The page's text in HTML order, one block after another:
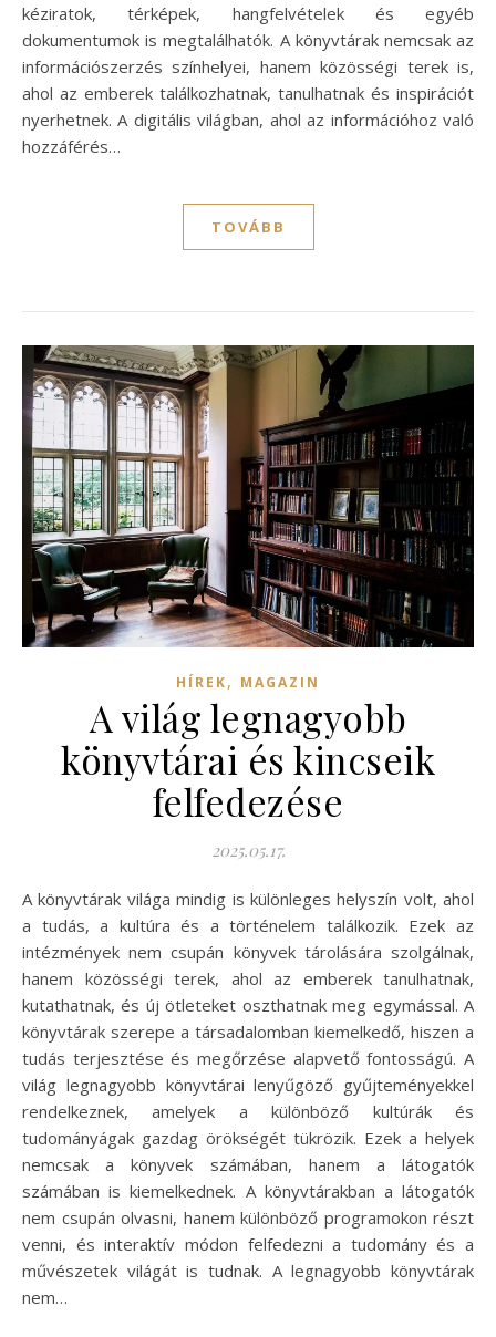
kéziratok, térképek, hangfelvételek és egyéb
dokumentumok is megtalálhatók. A könyvtárak nemcsak az
információszerzés színhelyei, hanem közösségi terek is,
ahol az emberek találkozhatnak, tanulhatnak és inspirációt
nyerhetnek. A digitális világban, ahol az információhoz való
hozzáférés…
TOVÁBB
HÍREK, MAGAZIN
A világ legnagyobb
könyvtárai és kincseik
felfedezése
2025.05.17.
A könyvtárak világa mindig is különleges helyszín volt, ahol
a tudás, a kultúra és a történelem találkozik. Ezek az
intézmények nem csupán könyvek tárolására szolgálnak,
hanem közösségi terek, ahol az emberek tanulhatnak,
kutathatnak, és új ötleteket oszthatnak meg egymással. A
könyvtárak szerepe a társadalomban kiemelkedő, hiszen a
tudás terjesztése és megőrzése alapvető fontosságú. A
világ legnagyobb könyvtárai lenyűgöző gyűjteményekkel
rendelkeznek, amelyek a különböző kultúrák és
tudományágak gazdag örökségét tükrözik. Ezek a helyek
nemcsak a könyvek számában, hanem a látogatók
számában is kiemelkednek. A könyvtárakban a látogatók
nem csupán olvasni, hanem különböző programokon részt
venni, és interaktív módon felfedezni a tudomány és a
művészetek világát is tudnak. A legnagyobb könyvtárak
nem…